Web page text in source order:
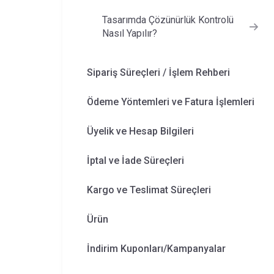
Sipariş Süreçleri / İşlem Rehberi
Ödeme Yöntemleri ve Fatura İşlemleri
Üyelik ve Hesap Bilgileri
İptal ve İade Süreçleri
Kargo ve Teslimat Süreçleri
Tasarımda Çözünürlük Kontrolü
Nasıl Yapılır?
Ürün
İndirim Kuponları/Kampanyalar